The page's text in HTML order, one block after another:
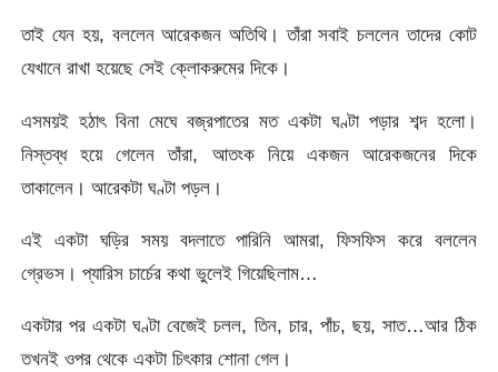
তাই যেন হয়, বললেন আরেকজন অতিথি। তাঁরা সবাই চললেন তাদের কোট
যেখানে রাখা হয়েছে সেই ক্লোকরুমের দিকে।
এসময়ই হঠাৎ বিনা মেঘে বজ্রপাতের মত একটা ঘণ্টা পড়ার শব্দ হলো।
নিস্তব্ধ হয়ে গেলেন তাঁরা, আতংক নিয়ে একজন আরেকজনের দিকে
তাকালেন। আরেকটা ঘণ্টা পড়ল।
এই একটা ঘড়ির সময় বদলাতে পারিনি আমরা, ফিসফিস করে বললেন
গ্রেভস। প্যারিস চার্চের কথা ভুলেই গিয়েছিলাম…
একটার পর একটা ঘণ্টা বেজেই চলল, তিন, চার, পাঁচ, ছয়, সাত…আর ঠিক
তখনই ওপর থেকে একটা চিৎকার শোনা গেল।